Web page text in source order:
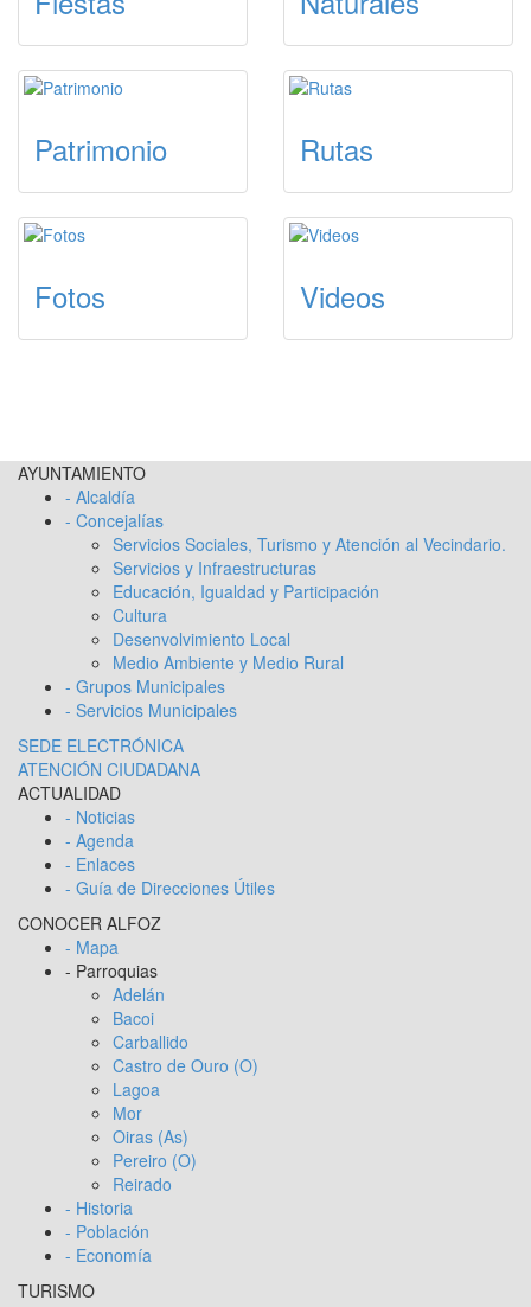
Patrimonio Rutas
Fotos Videos
AYUNTAMIENTO
- Alcaldía
- Concejalías
Servicios Sociales, Turismo y Atención al Vecindario.
Servicios y Infraestructuras
Educación, Igualdad y Participación
Cultura
Desenvolvimiento Local
Medio Ambiente y Medio Rural
- Grupos Municipales
- Servicios Municipales
SEDE ELECTRÓNICA
ATENCIÓN CIUDADANA
ACTUALIDAD
- Noticias
- Agenda
- Enlaces
- Guía de Direcciones Útiles
CONOCER ALFOZ
- Mapa
- Parroquias
Adelán
Bacoi
Carballido
Castro de Ouro (O)
Lagoa
Mor
Oiras (As)
Pereiro (O)
Reirado
- Historia
- Población
- Economía
TURISMO